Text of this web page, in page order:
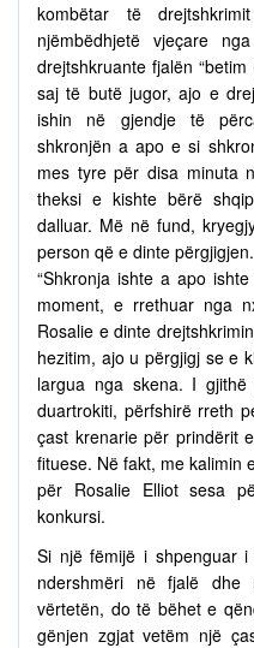
kombëtar të
njëmbëdhjetë vjeçare
drejtshkruante fjalën
saj të butë jugor, ajo e
ishin në gjendje të
shkronjën a apo e si
mes tyre për disa minuta
theksi e kishte bërë
dalluar. Më në fund,
person që e dinte përgjigjen.
“Shkronja ishte a apo
moment, e rrethuar nga
Rosalie e dinte
hezitim, ajo u përgjigj se e
largua nga skena. I
duartrokiti, përfshirë rreth
çast krenarie për prindërit
fituese. Në fakt, me kalimin
për Rosalie Elliot sesa
konkursi.
Si një fëmijë i shpenguar
ndershmëri në fjalë
vërtetën, do të bëhet e
gënjen zgjat vetëm një